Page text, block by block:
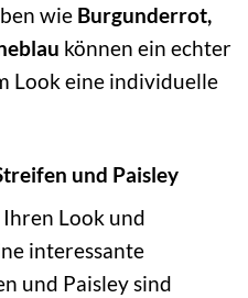
wie Burgunderrot,
können ein echter
Look eine individuelle
und Paisley
Look und
interessante
und Paisley sind